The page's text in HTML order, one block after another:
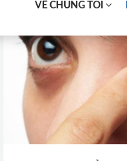
VỀ CHÚNG TÔI